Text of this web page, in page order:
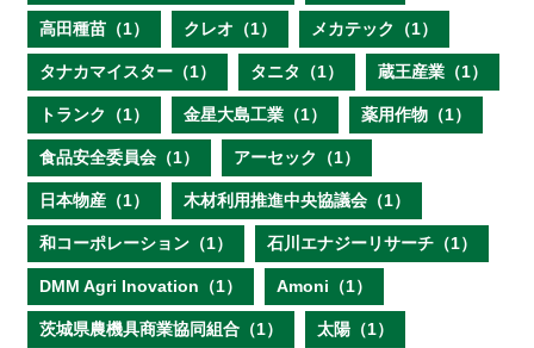
高田種苗（1） クレオ（1） メカテック（1）
タナカマイスター（1） タニタ（1） 蔵王産業（1）
トランク（1） 金星大島工業（1） 薬用作物（1）
食品安全委員会（1） アーセック（1）
日本物産（1） 木材利用推進中央協議会（1）
和コーポレーション（1） 石川エナジーリサーチ（1）
DMM Agri Inovation（1） Amoni（1）
茨城県農機具商業協同組合（1） 太陽（1）